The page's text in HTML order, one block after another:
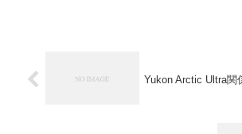
Yukon Arctic Ultra関